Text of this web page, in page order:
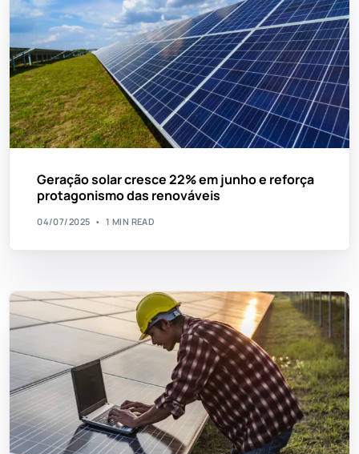
Geração solar cresce 22% em junho e reforça
protagonismo das renováveis
04/07/2025 1 MIN READ